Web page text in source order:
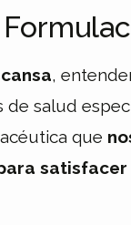
,
de salud
que